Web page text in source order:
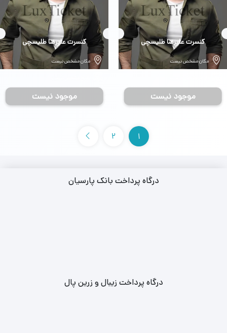
بلیط
کنسرت علیرضا طلیسچی
مکان مشخص نیست
موجود نیست
بلیط
کنسرت علیرضا طلیسچی
مکان مشخص نیست
موجود نیست
1
2
درگاه پرداخت بانک پارسیان
درگاه پرداخت زیبال و زرین پال